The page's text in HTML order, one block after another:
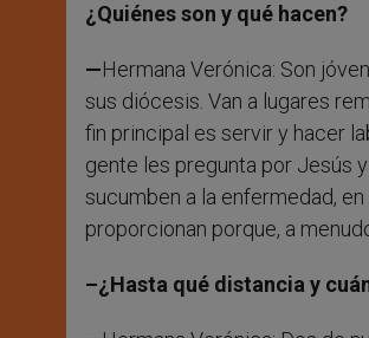
¿Quiénes son y qué hacen?
—Hermana Verónica: Son
sus diócesis. Van a lugares
fin principal es servir y hacer
gente les pregunta por Jesús
sucumben a la enfermedad,
proporcionan porque, a
–¿Hasta qué distancia y